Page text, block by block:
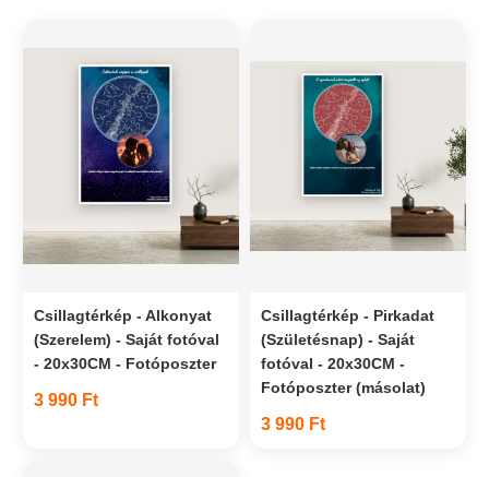
Csillagtérkép - Alkonyat
(Szerelem) - Saját fotóval
- 20x30CM - Fotóposzter
3 990 Ft
Csillagtérkép - Pirkadat
(Születésnap) - Saját
fotóval - 20x30CM -
Fotóposzter (másolat)
3 990 Ft